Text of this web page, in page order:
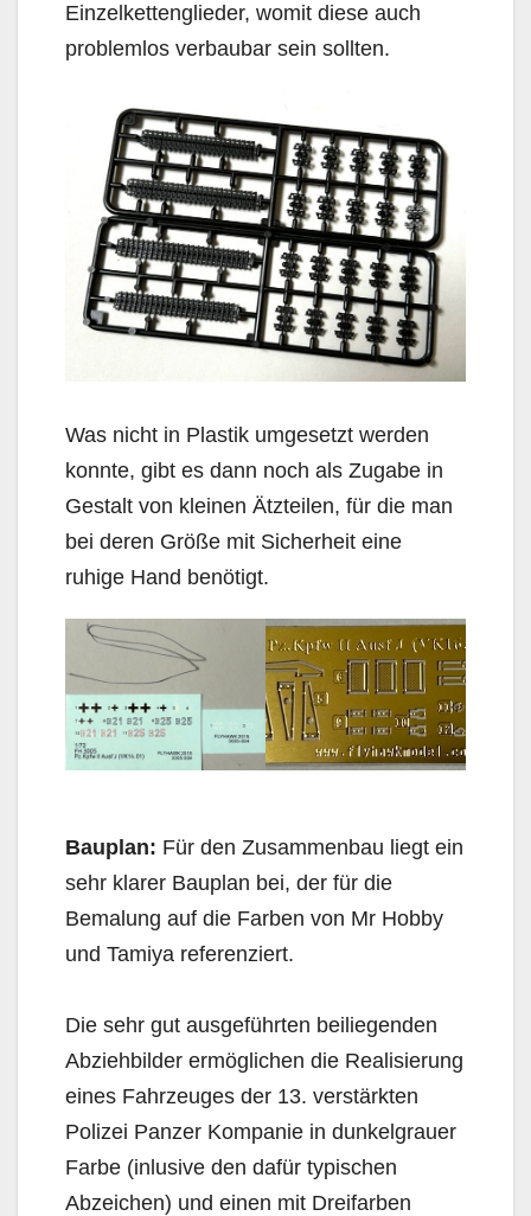
Einzelkettenglieder, womit diese auch
problemlos verbaubar sein sollten.
Was nicht in Plastik umgesetzt werden
konnte, gibt es dann noch als Zugabe in
Gestalt von kleinen Ätzteilen, für die man
bei deren Größe mit Sicherheit eine
ruhige Hand benötigt.
Bauplan: Für den Zusammenbau liegt ein
sehr klarer Bauplan bei, der für die
Bemalung auf die Farben von Mr Hobby
und Tamiya referenziert.
Die sehr gut ausgeführten beiliegenden
Abziehbilder ermöglichen die Realisierung
eines Fahrzeuges der 13. verstärkten
Polizei Panzer Kompanie in dunkelgrauer
Farbe (inlusive den dafür typischen
Abzeichen) und einen mit Dreifarben